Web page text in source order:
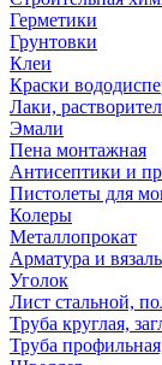
Герметики
Грунтовки
Клеи
Краски
Лаки,
Эмали
Пена монтажная
Антисептики и
Пистолеты для
Колеры
Металлопрокат
Арматура и
Уголок
Лист стальной,
Труба круглая,
Труба